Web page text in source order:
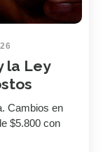
la Ley
Cambios en
$5.800 con